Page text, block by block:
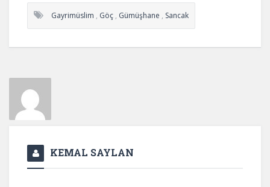
Gayrimüslim , Göç , Gümüşhane , Sancak
KEMAL SAYLAN